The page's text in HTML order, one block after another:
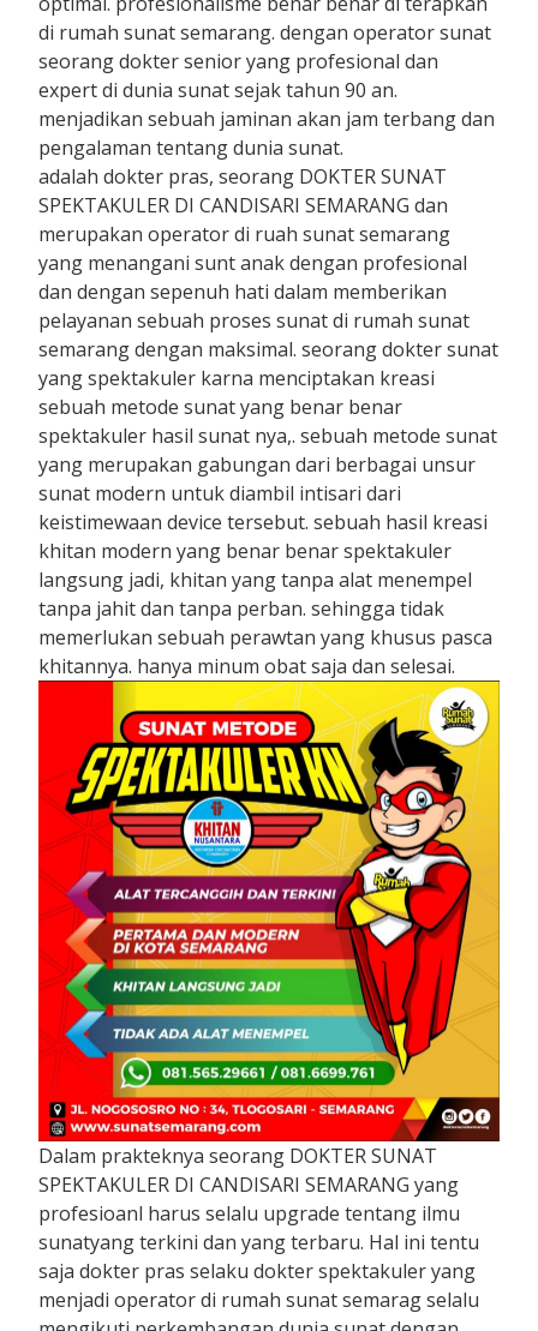
di rumah sunat semarang. dengan operator sunat
seorang dokter senior yang profesional dan
expert di dunia sunat sejak tahun 90 an.
menjadikan sebuah jaminan akan jam terbang dan
pengalaman tentang dunia sunat.
adalah dokter pras, seorang DOKTER SUNAT
SPEKTAKULER DI CANDISARI SEMARANG dan
merupakan operator di ruah sunat semarang
yang menangani sunt anak dengan profesional
dan dengan sepenuh hati dalam memberikan
pelayanan sebuah proses sunat di rumah sunat
semarang dengan maksimal. seorang dokter sunat
yang spektakuler karna menciptakan kreasi
sebuah metode sunat yang benar benar
spektakuler hasil sunat nya,. sebuah metode sunat
yang merupakan gabungan dari berbagai unsur
sunat modern untuk diambil intisari dari
keistimewaan device tersebut. sebuah hasil kreasi
khitan modern yang benar benar spektakuler
langsung jadi, khitan yang tanpa alat menempel
tanpa jahit dan tanpa perban. sehingga tidak
memerlukan sebuah perawtan yang khusus pasca
khitannya. hanya minum obat saja dan selesai.
Dalam prakteknya seorang DOKTER SUNAT
SPEKTAKULER DI CANDISARI SEMARANG yang
profesioanl harus selalu upgrade tentang ilmu
sunatyang terkini dan yang terbaru. Hal ini tentu
saja dokter pras selaku dokter spektakuler yang
menjadi operator di rumah sunat semarag selalu